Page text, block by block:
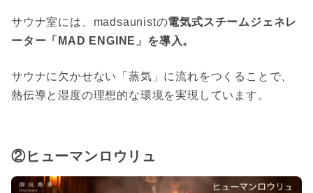
サウナ室には、madsaunistの電気式スチームジェネレ
ーター「MAD ENGINE」を導入。
サウナに欠かせない「蒸気」に流れをつくることで、
熱伝導と湿度の理想的な環境を実現しています。
②ヒューマンロウリュ